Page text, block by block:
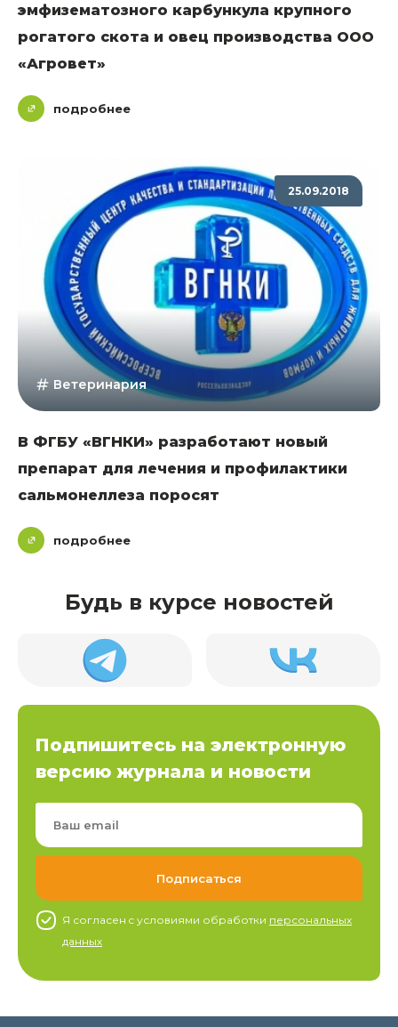
эмфизематозного карбункула крупного
рогатого скота и овец производства ООО
«Агровет»
подробнее
25.09.2018
Ветеринария
В ФГБУ «ВГНКИ» разработают новый
препарат для лечения и профилактики
сальмонеллеза поросят
подробнее
Будь в курсе новостей
Подпишитесь на электронную
версию журнала и новости
Я согласен c условиями обработки персональных
данных